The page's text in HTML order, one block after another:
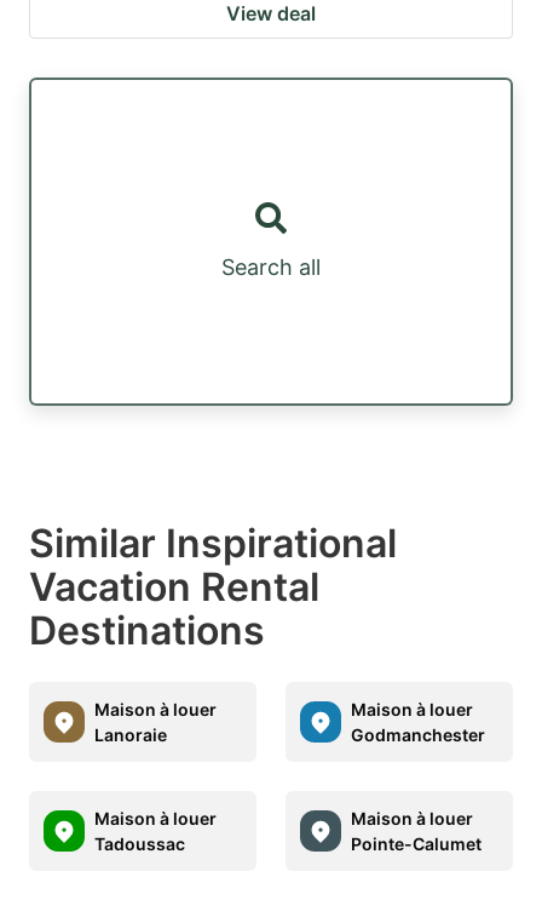
View deal
Search all
Similar Inspirational
Vacation Rental
Destinations
Maison à louer
Lanoraie
Maison à louer
Godmanchester
Maison à louer
Tadoussac
Maison à louer
Pointe-Calumet